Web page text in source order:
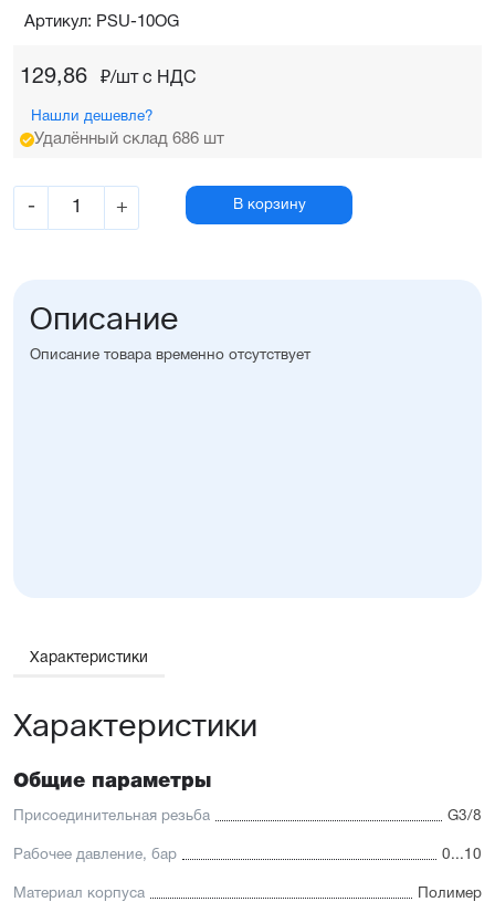
129,86 ₽/шт c НДС
Нашли дешевле?
Удалённый склад 686 шт
- + В корзину
Артикул: PSU-10OG
Описание
Описание товара временно отсутствует
Характеристики
Характеристики
Общие параметры
Присоединительная резьба G3/8
Рабочее давление, бар 0...10
Материал корпуса Полимер